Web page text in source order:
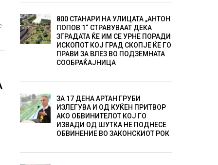
800 СТАНАРИ НА УЛИЦАТА „АНТОН
ПОПОВ 1“ СТРАВУВААТ ДЕКА
ЗГРАДАТА ЌЕ ИМ СЕ УРНЕ ПОРАДИ
ИСКОПОТ КОЈ ГРАД СКОПЈЕ ЌЕ ГО
ПРАВИ ЗА ВЛЕЗ ВО ПОДЗЕМНАТА
СООБРАЌАЈНИЦА
ЗА 17 ДЕНА АРТАН ГРУБИ
ИЗЛЕГУВА И ОД КУЌЕН ПРИТВОР
АКО ОБВИНИТЕЛОТ КОЈ ГО
ИЗВАДИ ОД ШУТКА НЕ ПОДНЕСЕ
ОБВИНЕНИЕ ВО ЗАКОНСКИОТ РОК